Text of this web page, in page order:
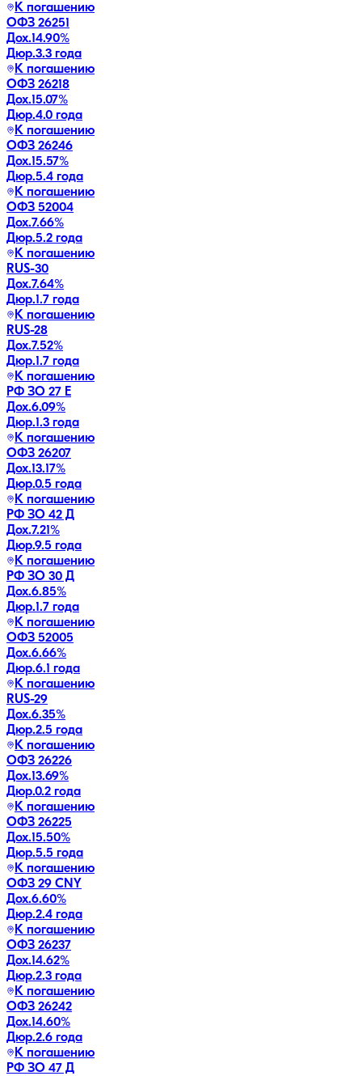
К погашению
ОФЗ 26251
Дох.14.90%
Дюр.3.3 года
К погашению
ОФЗ 26218
Дох.15.07%
Дюр.4.0 года
К погашению
ОФЗ 26246
Дох.15.57%
Дюр.5.4 года
К погашению
ОФЗ 52004
Дох.7.66%
Дюр.5.2 года
К погашению
RUS-30
Дох.7.64%
Дюр.1.7 года
К погашению
RUS-28
Дох.7.52%
Дюр.1.7 года
К погашению
РФ ЗО 27 Е
Дох.6.09%
Дюр.1.3 года
К погашению
ОФЗ 26207
Дох.13.17%
Дюр.0.5 года
К погашению
РФ ЗО 42 Д
Дох.7.21%
Дюр.9.5 года
К погашению
РФ ЗО 30 Д
Дох.6.85%
Дюр.1.7 года
К погашению
ОФЗ 52005
Дох.6.66%
Дюр.6.1 года
К погашению
RUS-29
Дох.6.35%
Дюр.2.5 года
К погашению
ОФЗ 26226
Дох.13.69%
Дюр.0.2 года
К погашению
ОФЗ 26225
Дох.15.50%
Дюр.5.5 года
К погашению
ОФЗ 29 CNY
Дох.6.60%
Дюр.2.4 года
К погашению
ОФЗ 26237
Дох.14.62%
Дюр.2.3 года
К погашению
ОФЗ 26242
Дох.14.60%
Дюр.2.6 года
К погашению
РФ ЗО 47 Д